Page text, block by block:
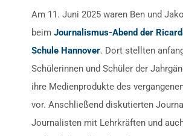
Am 11. Juni 2025 waren Ben und
beimJournalismus-Abend der
Schule Hannover. Dort stellten
Schülerinnen und Schüler der
ihre Medienprodukte des
vor. Anschließend diskutierten
Journalisten mit Lehrkräften und